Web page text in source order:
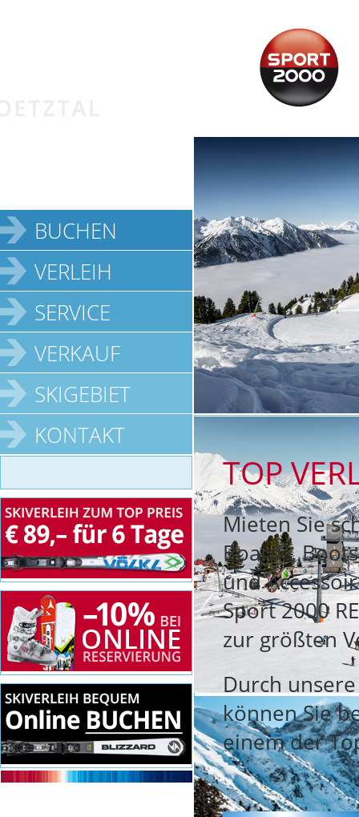
BUCHEN
VERLEIH
SERVICE
VERKAUF
SKIGEBIET
KONTAKT
TOP
Mieten Sie
Boards,
und
Sport 2000
zur größten
Durch
können Sie
einem der